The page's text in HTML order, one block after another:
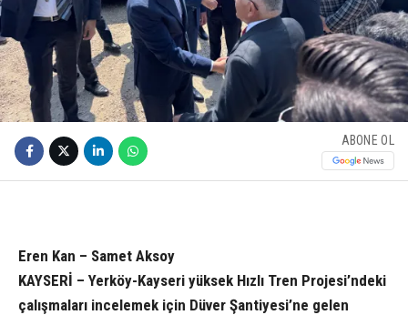
ABONE OL
Eren Kan – Samet Aksoy
KAYSERİ – Yerköy-Kayseri yüksek Hızlı Tren Projesi’ndeki
çalışmaları incelemek için Düver Şantiyesi’ne gelen